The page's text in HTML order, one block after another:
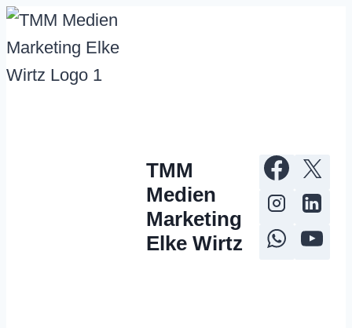
Zum
Inhalt
springen
TMM
Medien
Marketing
Elke Wirtz